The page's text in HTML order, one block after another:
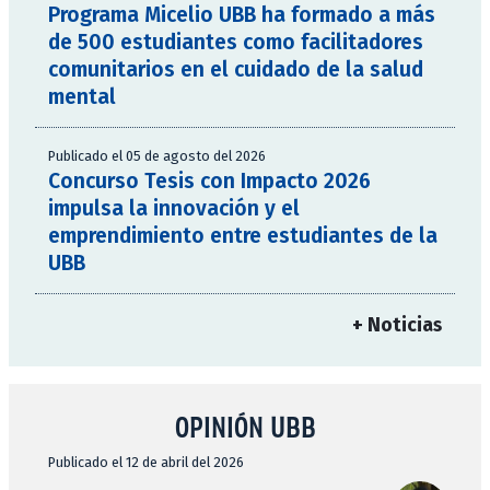
Programa Micelio UBB ha formado a más
de 500 estudiantes como facilitadores
comunitarios en el cuidado de la salud
mental
Publicado el 05 de agosto del 2026
Concurso Tesis con Impacto 2026
impulsa la innovación y el
emprendimiento entre estudiantes de la
UBB
+ Noticias
OPINIÓN UBB
Publicado el 12 de abril del 2026